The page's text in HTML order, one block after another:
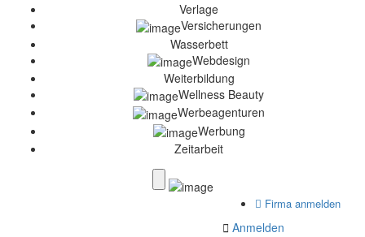
Verlage
Versicherungen
Wasserbett
Webdesign
Weiterbildung
Wellness Beauty
Werbeagenturen
Werbung
Zeitarbeit
Firma anmelden
Anmelden